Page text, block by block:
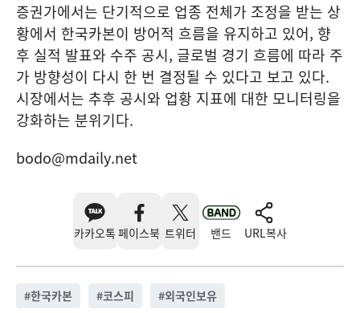
증권가에서는 단기적으로 업종 전체가 조정을 받는 상
황에서 한국카본이 방어적 흐름을 유지하고 있어, 향
후 실적 발표와 수주 공시, 글로벌 경기 흐름에 따라 주
가 방향성이 다시 한 번 결정될 수 있다고 보고 있다.
시장에서는 추후 공시와 업황 지표에 대한 모니터링을
강화하는 분위기다.
bodo@mdaily.net
카카오톡 페이스북 트위터 밴드 URL복사
#한국카본 #코스피 #외국인보유